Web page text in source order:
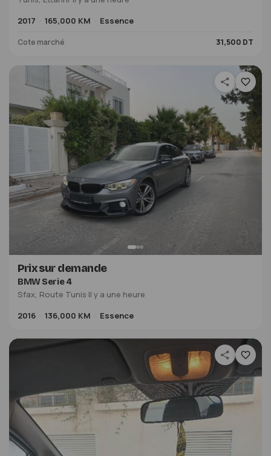
2017
165,000 KM Essence
Cote marché 31,500 DT
Prix sur demande
BMW Serie 4
Sfax, Route Tunis·Il y a une heure
2016
136,000 KM Essence